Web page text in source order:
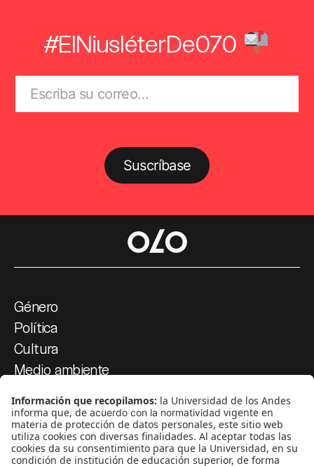
#ElNiusléterDe070
Suscríbase
Género
Política
Cultura
Medio ambiente
Ciudad
Movilización social